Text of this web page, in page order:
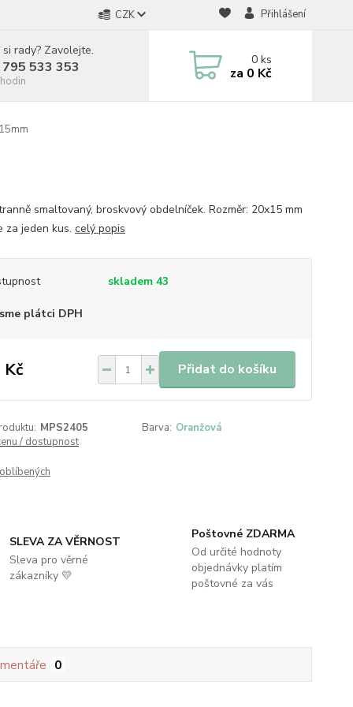
CZK Přihlášení
rady? Zavolejte.
533 353 0ks
za 0 Kč
smaltovaný, broskvový obdelníček. Rozměr: 20x15 mm
za jeden kus. celý popis
skladem 43
plátci DPH
Kč Přidat do košíku
MPS2405 Barva: Oranžová
/ dostupnost
SLEVA ZA VĚRNOST
Sleva pro věrné
zákazníky 💛
Poštovné ZDARMA
Od určité hodnoty
objednávky platím
poštovné za vás
0